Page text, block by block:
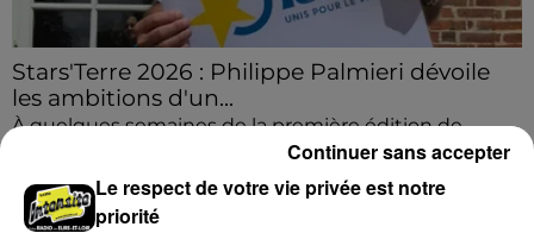
Stars'Terre 2026 : Philippe Palmieri dévoile
les ambitions d'un...
À quelques semaines de la première édition de
Stars'Terre, organisée du 18 au 20 septembre 2026 au
Château de Courtalain, Philippe Palmieri, président...
Le respect de votre vie privée est notre
priorité
Continuer sans accepter